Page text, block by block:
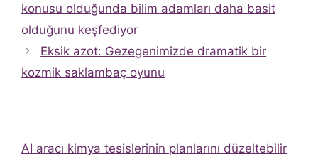
konusu olduğunda bilim adamları daha basit
olduğunu keşfediyor
Eksik azot: Gezegenimizde dramatik bir
kozmik saklambaç oyunu
AI aracı kimya tesislerinin planlarını düzeltebilir